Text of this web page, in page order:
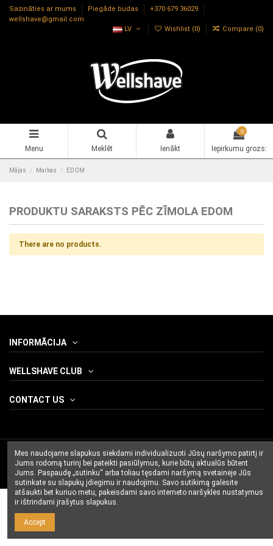
Sazināties ar mums Piegāde budas
+370 679 36029
wellshave@gmail.com
LV
Wishlist (0) Compare (0)
Menu Meklēt Ienākt
0
Iepirkumu grozs:
Mājas Markas EDOM
PRODUKTU SARAKSTS PĒC ZĪMOLA EDOM
There are no products.
INFORMĀCIJA
WELLSHAVE CLUB
CONTACT US
Mes naudojame slapukus siekdami individualizuoti Jūsų naršymo patirtį ir
Jums rodomą turinį bei pateikti pasiūlymus, kurie būtų aktualūs būtent
Jums. Paspaudę „sutinku“ arba toliau tęsdami naršymą svetainėje Jūs
sutinkate su slapukų įdiegimu ir naudojimu. Savo sutikimą galėsite
atšaukti bet kuriuo metu, pakeisdami savo interneto naršyklės nustatymus
ir ištrindami įrašytus slapukus.
Accept